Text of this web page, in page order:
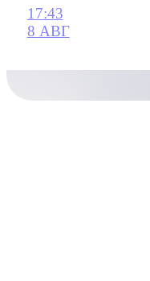
17:43
8 АВГ